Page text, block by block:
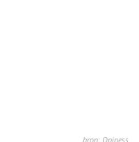
bron: Opiness